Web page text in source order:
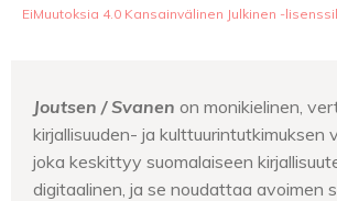
EiMuutoksia 4.0 Kansainvälinen Julkinen -
Joutsen / Svanen on monikielinen,
kirjallisuuden- ja kulttuurintutkimuksen
joka keskittyy suomalaiseen
digitaalinen, ja se noudattaa avoimen